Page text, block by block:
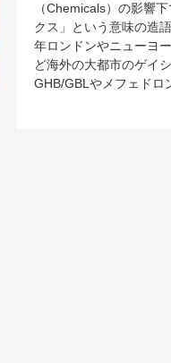
（Chemicals）の影響
クス」という意味の造
年ロンドンやニューヨ
ど海外の大都市のゲイシ
GHB/GBLやメフェド